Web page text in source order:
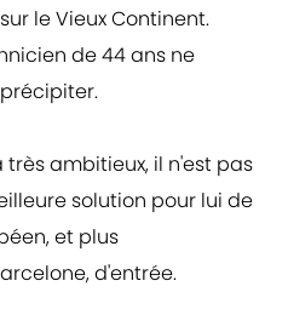
le Vieux Continent.
de 44 ans ne
ambitieux, il n'est pas
solution pour lui de
et plus
d'entrée.